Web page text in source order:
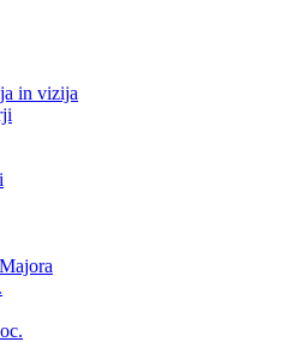
in vizija